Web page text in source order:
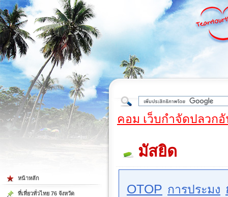
ต้
คอม เว็บกำจัดปลวก
มัสยิด
OTOP การประมง
หน้าหลัก
ที่เที่ยวทั่วไทย 76 จังหวัด